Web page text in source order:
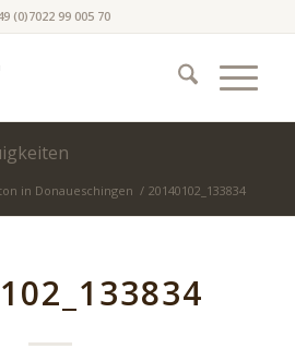
(0)7022 99 005 70
in Donaueschingen / 20140102_133834